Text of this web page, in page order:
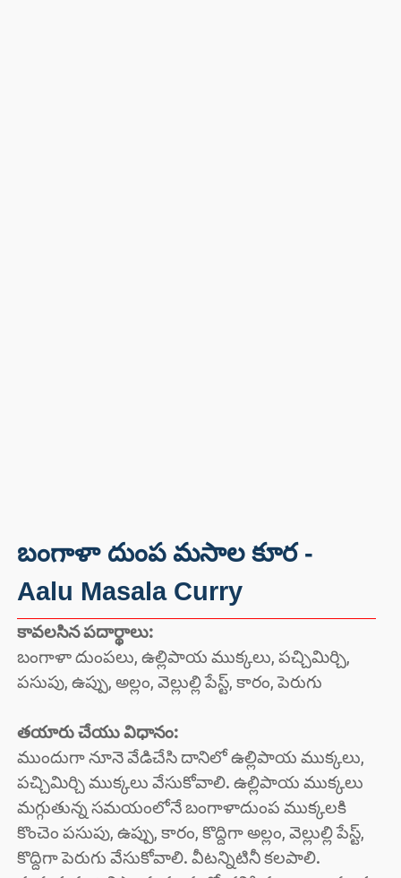
బంగాళా దుంప మసాల కూర -
Aalu Masala Curry
కావలసిన పదార్థాలు:
బంగాళా దుంపలు, ఉల్లిపాయ ముక్కలు, పచ్చిమిర్చి,
పసుపు, ఉప్పు, అల్లం, వెల్లుల్లి పేస్ట్, కారం, పెరుగు
తయారు చేయు విధానం:
ముందుగా నూనె వేడిచేసి దానిలో ఉల్లిపాయ ముక్కలు,
పచ్చిమిర్చి ముక్కలు వేసుకోవాలి. ఉల్లిపాయ ముక్కలు
మగ్గుతున్న సమయంలోనే బంగాళాదుంప ముక్కలకి
కొంచెం పసుపు, ఉప్పు, కారం, కొద్దిగా అల్లం, వెల్లుల్లి పేస్ట్,
కొద్దిగా పెరుగు వేసుకోవాలి. వీటన్నిటినీ కలపాలి.